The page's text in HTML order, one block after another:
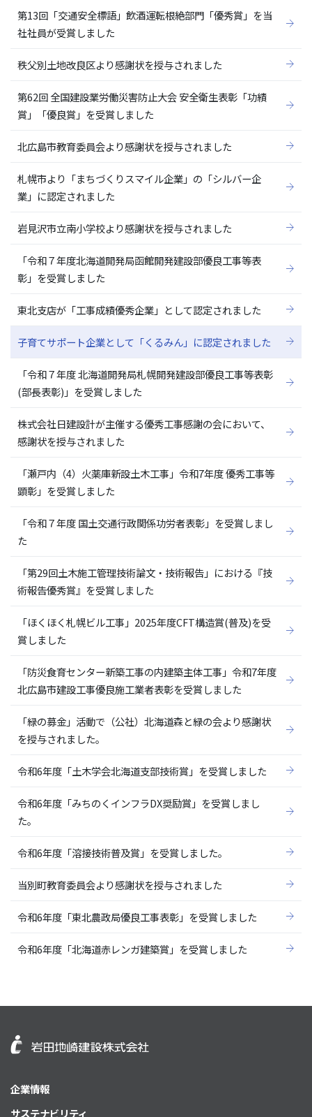
第13回「交通安全標語」飲酒運転根絶部門「優秀賞」を当
社社員が受賞しました
秩父別土地改良区より感謝状を授与されました
第62回 全国建設業労働災害防止大会 安全衛生表彰「功績
賞」「優良賞」を受賞しました
北広島市教育委員会より感謝状を授与されました
札幌市より「まちづくりスマイル企業」の「シルバー企
業」に認定されました
岩見沢市立南小学校より感謝状を授与されました
「令和７年度北海道開発局函館開発建設部優良工事等表
彰」を受賞しました
東北支店が「工事成績優秀企業」として認定されました
子育てサポート企業として「くるみん」に認定されました
「令和７年度 北海道開発局札幌開発建設部優良工事等表彰
(部長表彰)」を受賞しました
株式会社日建設計が主催する優秀工事感謝の会において、
感謝状を授与されました
「瀬戸内（4）火薬庫新設土木工事」令和7年度 優秀工事等
顕彰」を受賞しました
「令和７年度 国土交通行政関係功労者表彰」を受賞しまし
た
「第29回土木施工管理技術論文・技術報告」における『技
術報告優秀賞』を受賞しました
「ほくほく札幌ビル工事」2025年度CFT構造賞(普及)を受
賞しました
「防災食育センター新築工事の内建築主体工事」令和7年度
北広島市建設工事優良施工業者表彰を受賞しました
「緑の募金」活動で（公社）北海道森と緑の会より感謝状
を授与されました。
令和6年度「土木学会北海道支部技術賞」を受賞しました
令和6年度「みちのくインフラDX奨励賞」を受賞しまし
た。
令和6年度「溶接技術普及賞」を受賞しました。
当別町教育委員会より感謝状を授与されました
令和6年度「東北農政局優良工事表彰」を受賞しました
令和6年度「北海道赤レンガ建築賞」を受賞しました
企業情報
サステナビリティ